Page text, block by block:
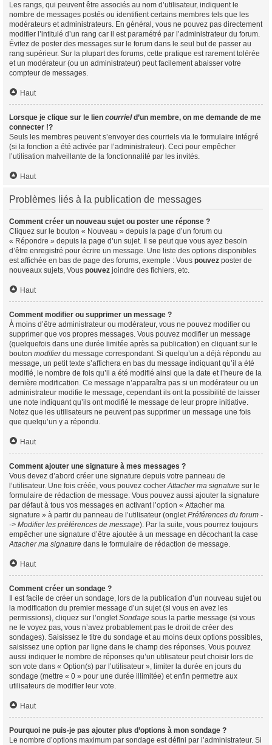
Les rangs, qui peuvent être associés au nom d’utilisateur, indiquent le
nombre de messages postés ou identifient certains membres tels que les
modérateurs et administrateurs. En général, vous ne pouvez pas directement
modifier l’intitulé d’un rang car il est paramétré par l’administrateur du forum.
Évitez de poster des messages sur le forum dans le seul but de passer au
rang supérieur. Sur la plupart des forums, cette pratique est rarement tolérée
et un modérateur (ou un administrateur) peut facilement abaisser votre
compteur de messages.
Haut
Lorsque je clique sur le lien courrield’un membre, on me demande de me
connecter !?
Seuls les membres peuvent s’envoyer des courriels via le formulaire intégré
(si la fonction a été activée par l’administrateur). Ceci pour empêcher
l’utilisation malveillante de la fonctionnalité par les invités.
Haut
Problèmes liés à la publication de messages
Comment créer un nouveau sujet ou poster une réponse ?
Cliquez sur le bouton « Nouveau » depuis la page d’un forum ou
« Répondre » depuis la page d’un sujet. Il se peut que vous ayez besoin
d’être enregistré pour écrire un message. Une liste des options disponibles
est affichée en bas de page des forums, exemple : Vous pouvez poster de
nouveaux sujets, Vous pouvez joindre des fichiers, etc.
Haut
Comment modifier ou supprimer un message ?
À moins d’être administrateur ou modérateur, vous ne pouvez modifier ou
supprimer que vos propres messages. Vous pouvez modifier un message
(quelquefois dans une durée limitée après sa publication) en cliquant sur le
bouton modifierdu message correspondant. Si quelqu’un a déjà répondu au
message, un petit texte s’affichera en bas du message indiquant qu’il a été
modifié, le nombre de fois qu’il a été modifié ainsi que la date et l’heure de la
dernière modification. Ce message n’apparaîtra pas si un modérateur ou un
administrateur modifie le message, cependant ils ont la possibilité de laisser
une note indiquant qu’ils ont modifié le message de leur propre initiative.
Notez que les utilisateurs ne peuvent pas supprimer un message une fois
que quelqu’un y a répondu.
Haut
Comment ajouter une signature à mes messages ?
Vous devez d’abord créer une signature depuis votre panneau de
l’utilisateur. Une fois créée, vous pouvez cocherAttacher ma signature sur le
formulaire de rédaction de message. Vous pouvez aussi ajouter la signature
par défaut à tous vos messages en activant l’option « Attacher ma
signature » à partir du panneau de l’utilisateur (ongletPréférences du forum -
-> Modifier les préférences de message). Par la suite, vous pourrez toujours
empêcher une signature d’être ajoutée à un message en décochant la case
Attacher ma signature dans le formulaire de rédaction de message.
Haut
Comment créer un sondage ?
Il est facile de créer un sondage, lors de la publication d’un nouveau sujet ou
la modification du premier message d’un sujet (si vous en avez les
permissions), cliquez sur l’ongletSondage sous la partie message (si vous
ne le voyez pas, vous n’avez probablement pas le droit de créer des
sondages). Saisissez le titre du sondage et au moins deux options possibles,
saisissez une option par ligne dans le champ des réponses. Vous pouvez
aussi indiquer le nombre de réponses qu’un utilisateur peut choisir lors de
son vote dans « Option(s) par l’utilisateur », limiter la durée en jours du
sondage (mettre « 0 » pour une durée illimitée) et enfin permettre aux
utilisateurs de modifier leur vote.
Haut
Pourquoi ne puis-je pas ajouter plus d’options à mon sondage ?
Le nombre d’options maximum par sondage est défini par l’administrateur. Si